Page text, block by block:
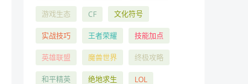
游戏生态 CF 文化符号
实战技巧 王者荣耀 技能加点
英雄联盟 魔兽世界 终极攻略
和平精英 绝地求生 LOL